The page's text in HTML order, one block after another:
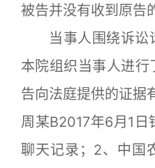
被告并没有收到原告
当事人围绕诉讼请
本院组织当事人进
告向法庭提供的证据
周某B2017年6月1
聊天记录；2、中国